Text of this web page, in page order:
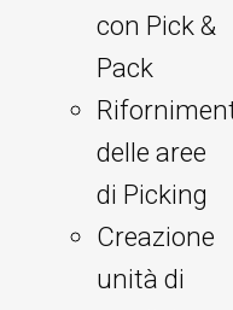
con Pick &
Pack
delle aree
di Picking
Creazione
unità di